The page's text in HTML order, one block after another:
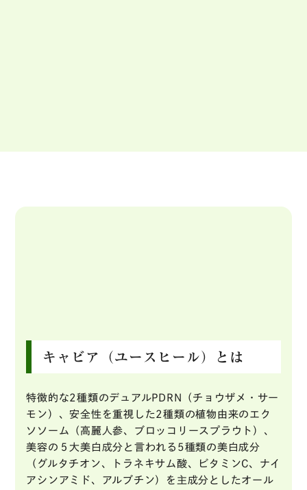
キャビア（ユースヒール）とは
特徴的な2種類のデュアルPDRN（チョウザメ・サー
モン）、安全性を重視した2種類の植物由来のエク
ソソーム（高麗人参、ブロッコリースプラウト）、
美容の５大美白成分と言われる5種類の美白成分
（グルタチオン、トラネキサム酸、ビタミンC、ナイ
アシンアミド、アルブチン）を主成分としたオール